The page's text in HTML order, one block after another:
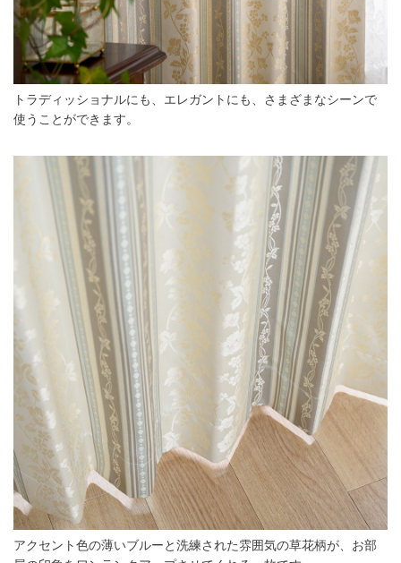
トラディッショナルにも、エレガントにも、さまざまなシーンで
使うことができます。
アクセント色の薄いブルーと洗練された雰囲気の草花柄が、お部